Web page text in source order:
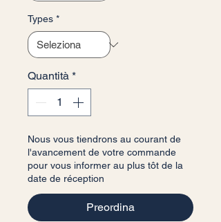
Types *
Quantità *
Nous vous tiendrons au courant de
l'avancement de votre commande
pour vous informer au plus tôt de la
date de réception
Preordina